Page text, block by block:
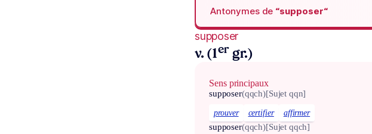
Antonymes de “supposer“
supposer
v. (1er gr.)
Sens principaux
supposer(qqch)[Sujet qqn]
prouver certifier affirmer
supposer(qqch)[Sujet qqch]